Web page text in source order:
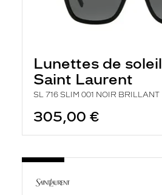
Lunettes de soleil
Saint Laurent
SL 716 SLIM 001 NOIR BRILLANT
305,00 €